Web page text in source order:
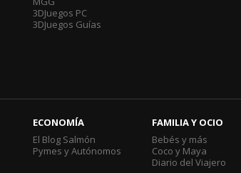
3DJuegos PC
3DJuegos Guías
ECONOMÍA
El Blog Salmón
Pymes y Autónomos
FAMILIA Y OCIO
Bebés y más
Coco y Maya
Diario del Viajero